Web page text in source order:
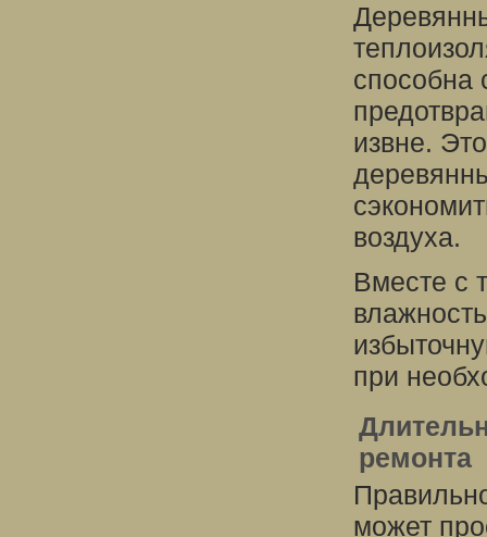
способна
извне.
воздуха.
Вместе с
при
ремонта
может